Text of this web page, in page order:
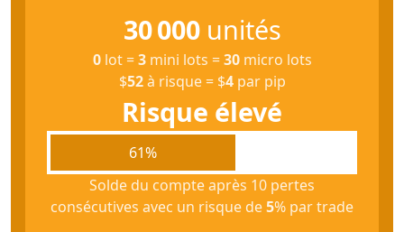
30 000unités
0lot =3mini lots =30micro lots
$52à risque = $4par pip
Risque élevé
61%
Solde du compte après 10 pertes
consécutives avec un risque de5% par trade